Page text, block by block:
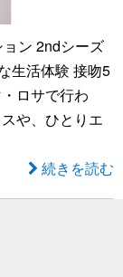
ン 2ndシーズ
生活体験 接吻5
ロサで行わ
や、ひとりエ
続きを読む